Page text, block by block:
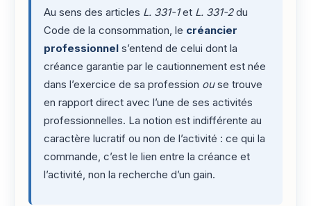
Au sens des articles L. 331-1et L. 331-2du
Code de la consommation, le créancier
professionnel s’entend de celui dont la
créance garantie par le cautionnement est née
dans l’exercice de sa profession ouse trouve
en rapport direct avec l’une de ses activités
professionnelles. La notion est indifférente au
caractère lucratif ou non de l’activité : ce qui la
commande, c’est le lien entre la créance et
l’activité, non la recherche d’un gain.